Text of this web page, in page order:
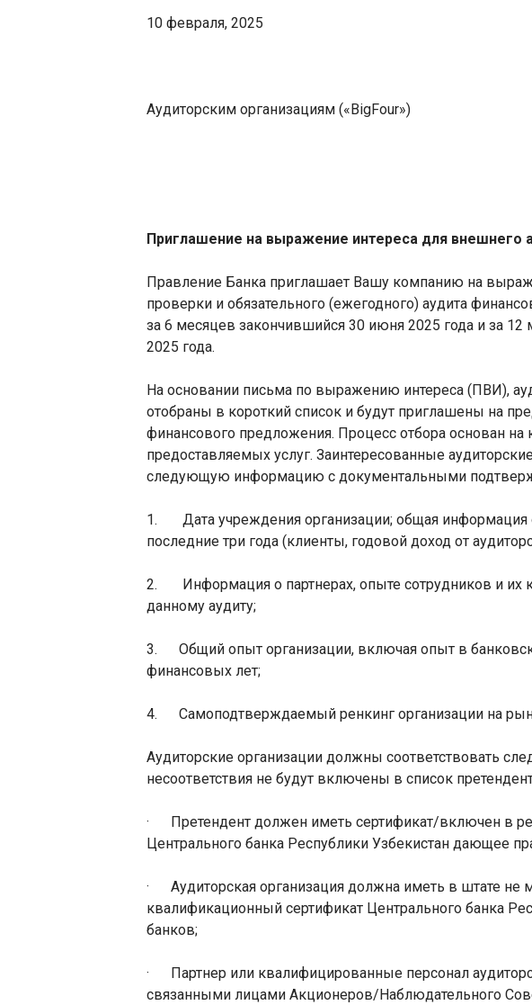
10 февраля, 2025
Аудиторским организациям («BigFour»)
Приглашение на выражение интереса для внешнего
Правление Банка приглашает Вашу компанию на
проверки и обязательного (ежегодного) аудита
за 6 месяцев закончившийся 30 июня 2025 года и за
2025 года.
На основании письма по выражению интереса (ПВИ),
отобраны в короткий список и будут приглашены на
финансового предложения. Процесс отбора основан на
предоставляемых услуг. Заинтересованные
следующую информацию с документальными
1.
Дата учреждения организации; общая информация
последние три года (клиенты, годовой доход от
2.
Информация о партнерах, опыте сотрудников и
данному аудиту;
3.
Общий опыт организации, включая опыт в
финансовых лет;
4. Самоподтверждаемый ренкинг организации на
Аудиторские организации должны соответствовать
несоответствия не будут включены в список
·
Претендент должен иметь сертификат/включен в
Центрального банка Республики Узбекистан дающее
·
Аудиторская организация должна иметь в штате
квалификационный сертификат Центрального банка
банков;
·
Партнер или квалифицированные персонал
связанными лицами Акционеров/Наблюдательного